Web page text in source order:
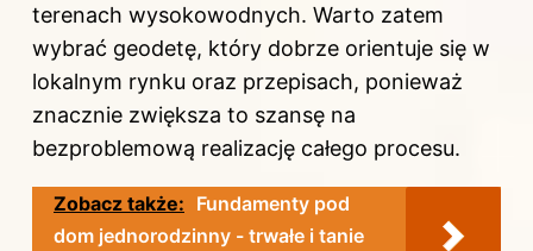
terenach wysokowodnych. Warto zatem
wybrać geodetę, który dobrze orientuje się w
lokalnym rynku oraz przepisach, ponieważ
znacznie zwiększa to szansę na
bezproblemową realizację całego procesu.
Zobacz także: Fundamenty pod
dom jednorodzinny - trwałe i tanie